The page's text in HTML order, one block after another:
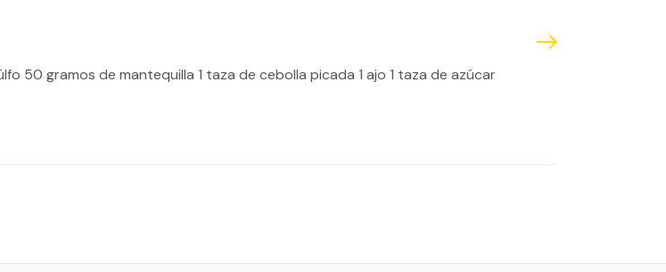
50 gramos de mantequilla 1 taza de cebolla picada 1 ajo 1 taza de azúcar